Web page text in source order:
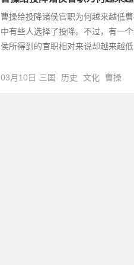
曹操给投降诸侯官职为何越来越低
中有些人选择了投降。不过，有一
侯所得到的官职相对来说却越来越低
03月10日 三国 历史 文化 曹操